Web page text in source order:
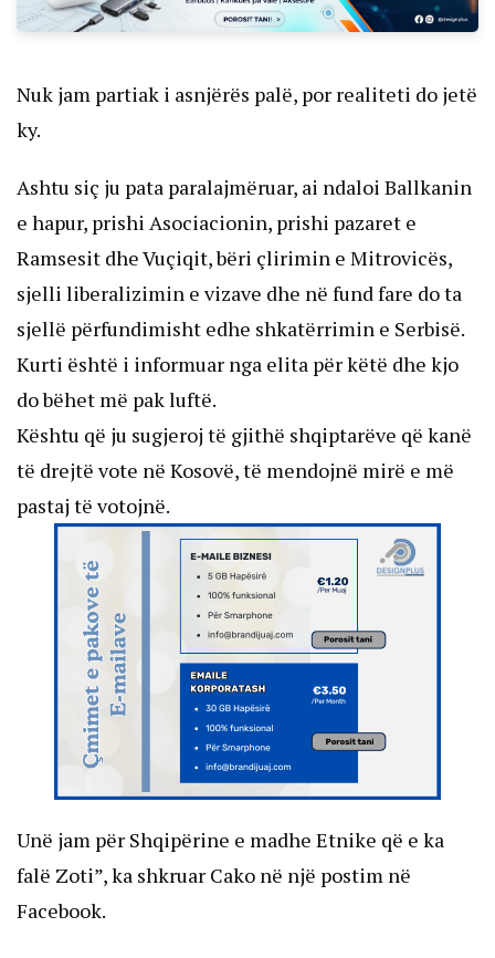
Nuk jam partiak i asnjërës palë, por realiteti do jetë
ky.
Ashtu siç ju pata paralajmëruar, ai ndaloi Ballkanin
e hapur, prishi Asociacionin, prishi pazaret e
Ramsesit dhe Vuçiqit, bëri çlirimin e Mitrovicës,
sjelli liberalizimin e vizave dhe në fund fare do ta
sjellë përfundimisht edhe shkatërrimin e Serbisë.
Kurti është i informuar nga elita për këtë dhe kjo
do bëhet më pak luftë.
Kështu që ju sugjeroj të gjithë shqiptarëve që kanë
të drejtë vote në Kosovë, të mendojnë mirë e më
pastaj të votojnë.
Unë jam për Shqipërine e madhe Etnike që e ka
falë Zoti”, ka shkruar Cako në një postim në
Facebook.